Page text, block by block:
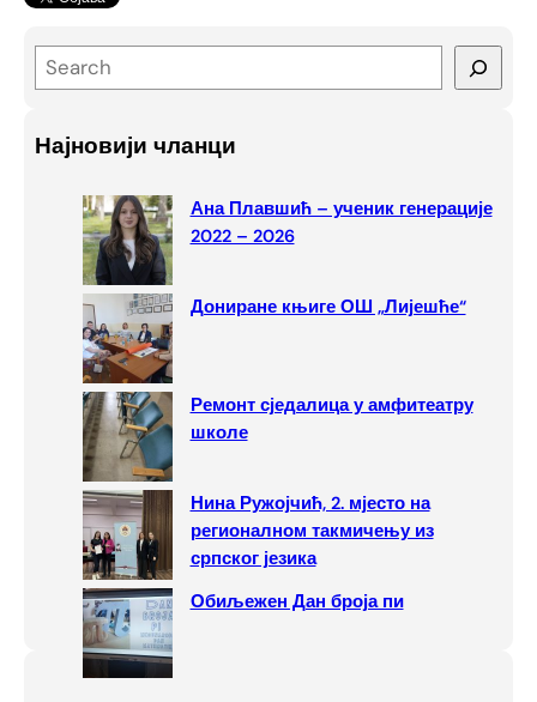
e
rНајновији чланци
Ана Плавшић – ученик генерације
2022 – 2026
Дониране књиге ОШ „Лијешће“
Ремонт сједалица у амфитеатру
школе
Нина Ружојчић, 2. мјесто на
регионалном такмичењу из
српског језика
Обиљежен Дан броја пи